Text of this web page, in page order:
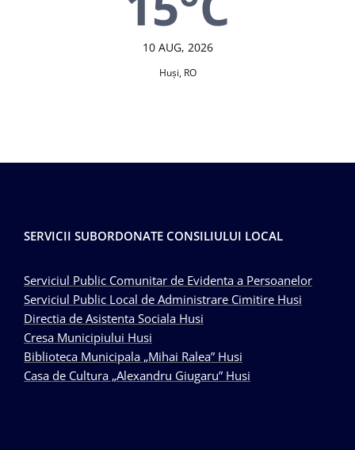
10 AUG, 2026
Huşi, RO
SERVICII SUBORDONATE CONSILIULUI LOCAL
Serviciul Public Comunitar de Evidenta a Persoanelor
Serviciul Public Local de Administrare Cimitire Husi
Directia de Asistenta Sociala Husi
Cresa Municipiului Husi
Biblioteca Municipala „Mihai Ralea” Husi
Casa de Cultura „Alexandru Giugaru” Husi